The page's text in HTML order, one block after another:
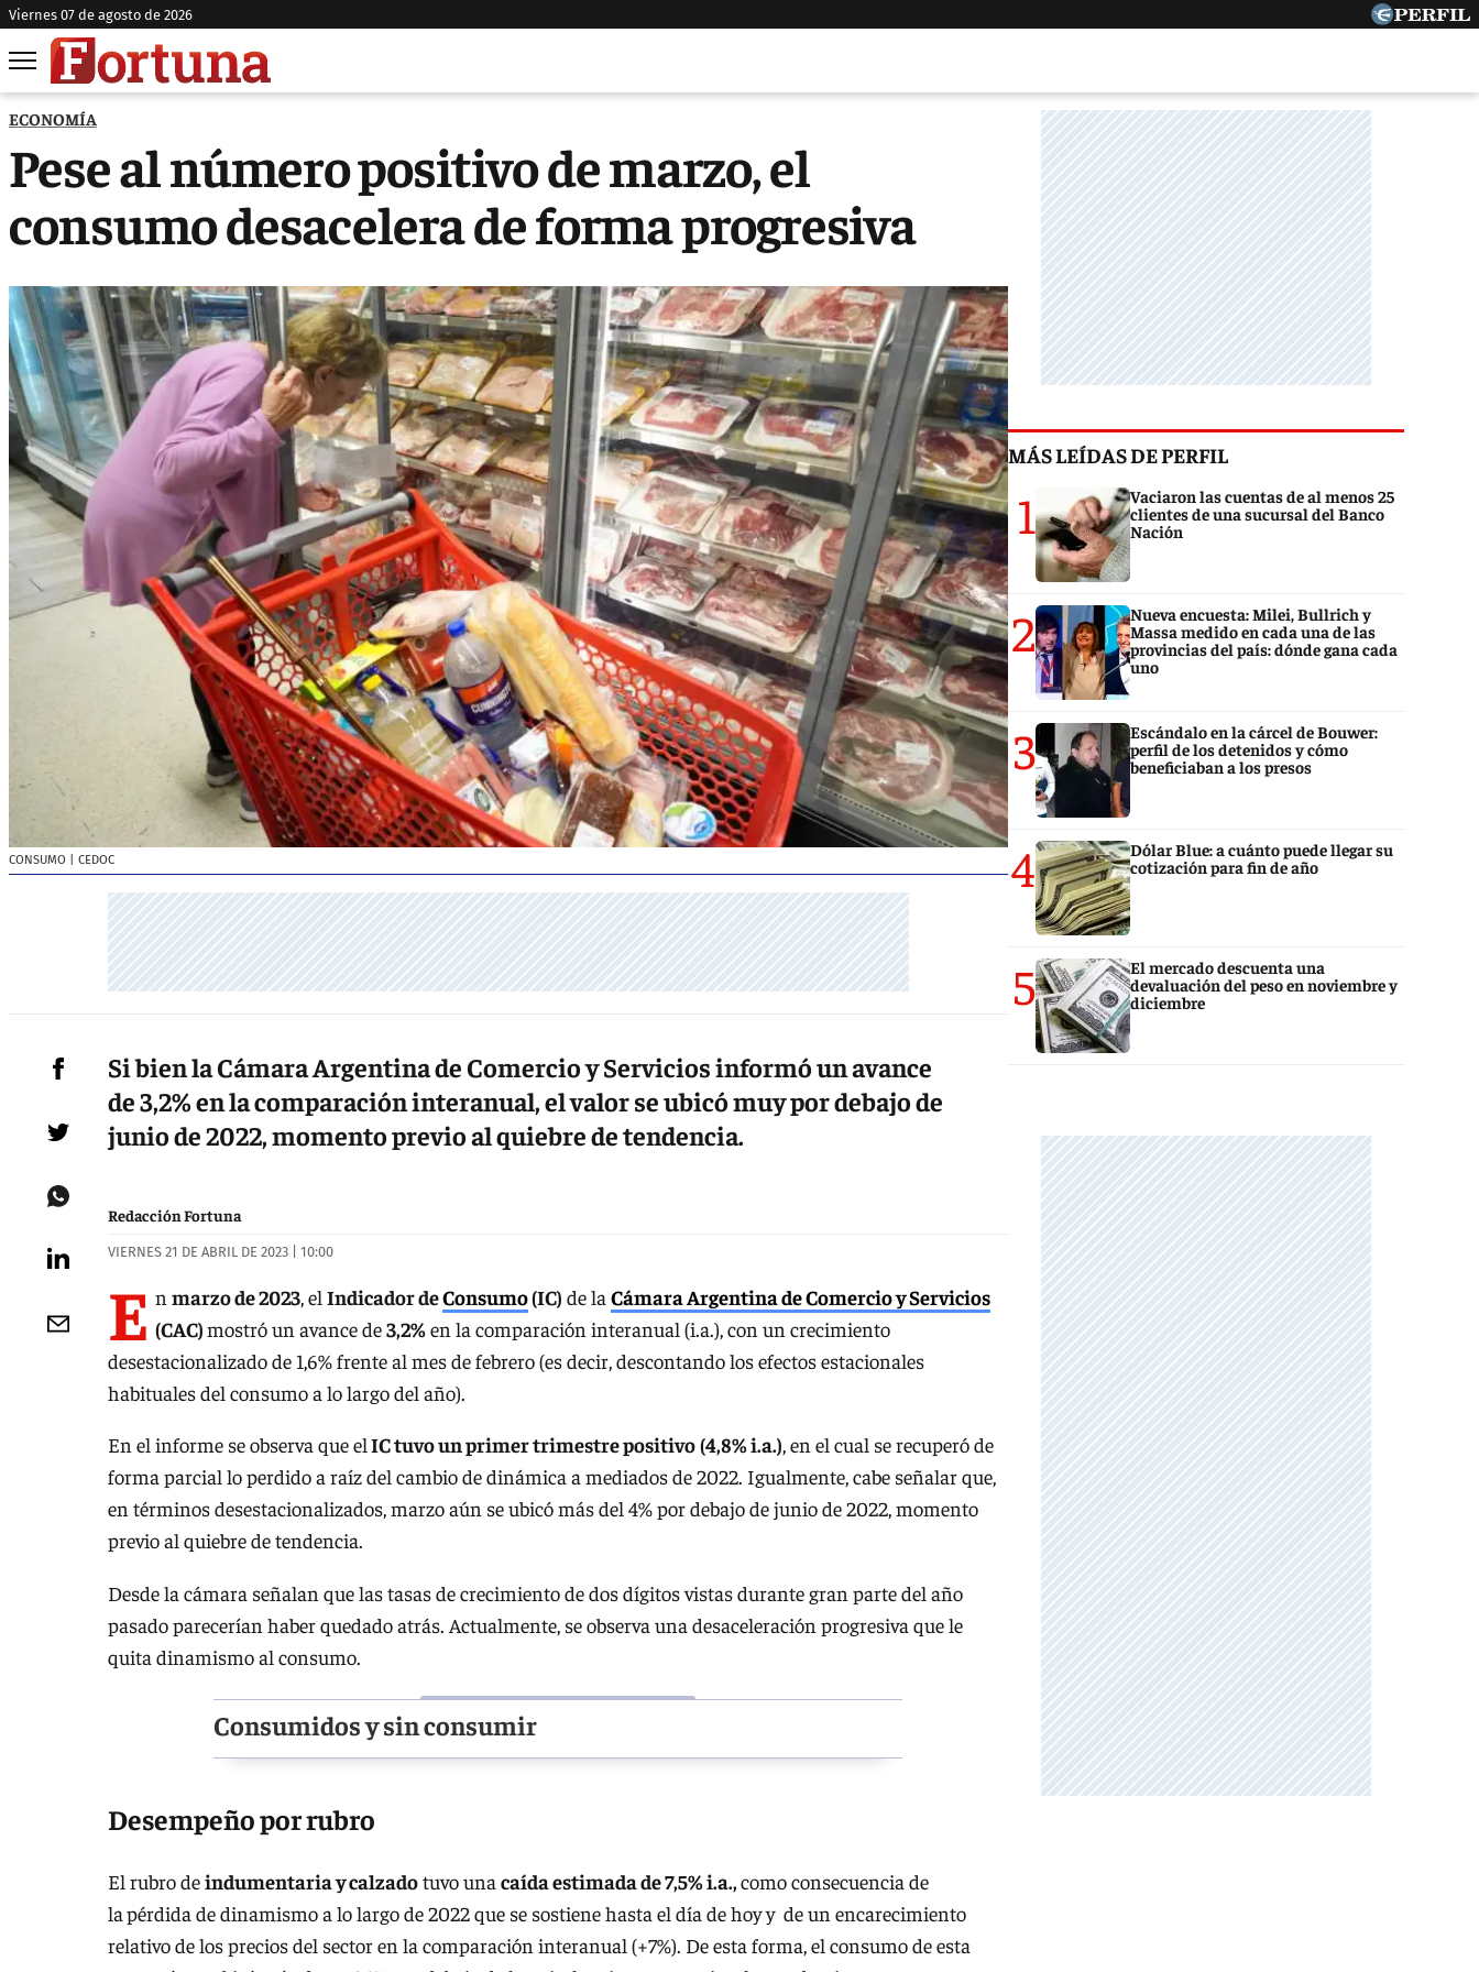
viernes 07 de agosto de 2026
ECONOMÍA
Pese al número positivo de marzo, el
consumo desacelera de forma progresiva
CONSUMO | CEDOC
Si bien la Cámara Argentina de Comercio y Servicios informó un avance
de 3,2% en la comparación interanual, el valor se ubicó muy por debajo de
junio de 2022, momento previo al quiebre de tendencia.
Redacción Fortuna
VIERNES 21 DE ABRIL DE 2023 | 10:00
E n marzo de 2023, el Indicador deConsumo(IC) de la Cámara Argentina de Comercio y Servicios
(CAC)mostró un avance de3,2%en la comparación interanual (i.a.), con un crecimiento
desestacionalizado de 1,6% frente al mes de febrero (es decir, descontando los efectos estacionales
habituales del consumo a lo largo del año).
En el informe se observa que elIC tuvo un primer trimestre positivo(4,8% i.a.), en el cual se recuperó de
forma parcial lo perdido a raíz del cambio de dinámica a mediados de 2022. Igualmente, cabe señalar que,
en términos desestacionalizados, marzo aún se ubicó más del 4% por debajo de junio de 2022, momento
previo al quiebre de tendencia.
Desde la cámara señalan que las tasas de crecimiento de dos dígitos vistas durante gran parte del año
pasado parecerían haber quedado atrás. Actualmente, se observa una desaceleración progresiva que le
quita dinamismo al consumo.
Consumidos y sin consumir
Desempeño por rubro
El rubro deindumentaria y calzadotuvo una caída estimada de 7,5% i.a.,como consecuencia de
lapérdida de dinamismo a lo largo de 2022 que se sostiene hasta el día de hoy y de un encarecimiento
relativo de los precios del sector en la comparación interanual (+7%). De esta forma, el consumo de esta
MÁS LEÍDAS DE PERFIL
1
Vaciaron las cuentas de al menos 25
clientes de una sucursal del Banco
Nación
2
Nueva encuesta: Milei, Bullrich y
Massa medido en cada una de las
provincias del país: dónde gana cada
uno
3
Escándalo en la cárcel de Bouwer:
perfil de los detenidos y cómo
beneficiaban a los presos
4
Dólar Blue: a cuánto puede llegar su
cotización para fin de año
5
El mercado descuenta una
devaluación del peso en noviembre y
diciembre